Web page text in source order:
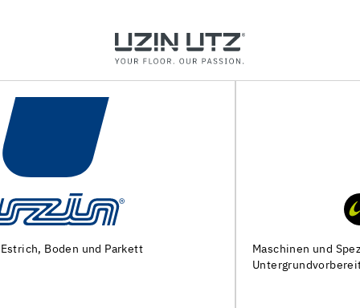
Maschinen und Spezialwerkzeuge zur
Untergrundvorbereitung und Verlegung von Bodenbelägen